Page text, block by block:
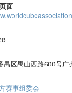
面
禺区禺山西路600号广
赛事组委会